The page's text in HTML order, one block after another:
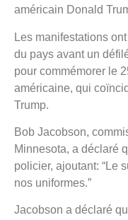
américain Donald
Les manifestations
du pays avant un
pour commémorer le
américaine, qui
Trump.
Bob Jacobson,
Minnesota, a déclaré
policier, ajoutant: “Le
nos uniformes.”
Jacobson a déclaré